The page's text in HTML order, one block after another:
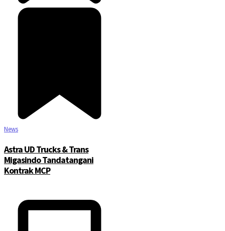
News
Astra UD Trucks & Trans
Migasindo Tandatangani
Kontrak MCP